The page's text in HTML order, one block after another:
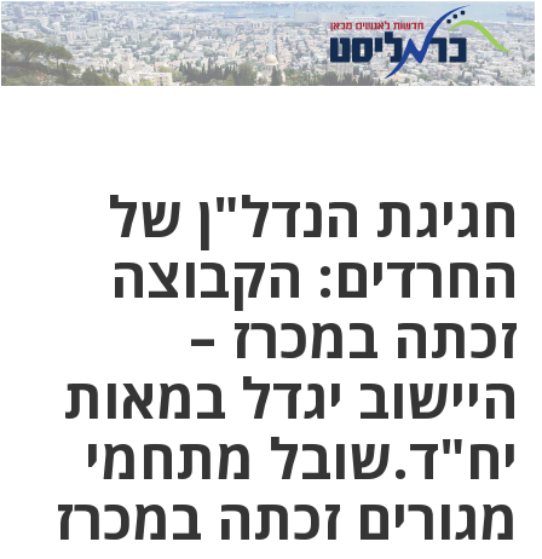
לחץ
כאן
לחץ
כדי
חגיגת הנדל"ן של
החרדים: הקבוצה
זכתה במכרז –
היישוב יגדל במאות
יח"ד.שובל מתחמי
מגורים זכתה במכרז